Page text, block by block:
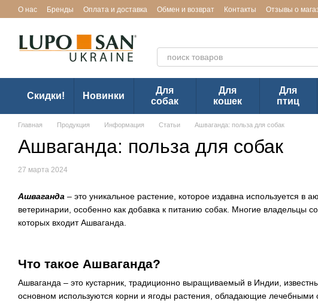
Перейти к основному контенту
О нас Бренды Оплата и доставка Обмен и возврат Контакты Отзывы о
Скидки! Новинки
Для
собак
Для
кошек
Для
птиц
Главная Продукция Информация Статьи Ашваганда: польза для собак
Ашваганда: польза для собак
27 марта 2024
Ашваганда – это уникальное растение, которое издавна используется
ветеринарии, особенно как добавка к питанию собак. Многие владельцы
которых входит Ашваганда.
Что такое Ашваганда?
Ашваганда – это кустарник, традиционно выращиваемый в Индии,
основном используются корни и ягоды растения, обладающие лечебными